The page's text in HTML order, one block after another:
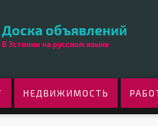
Доска объявлений
В Эстонии на русском языке
НЕДВИЖИМОСТЬ